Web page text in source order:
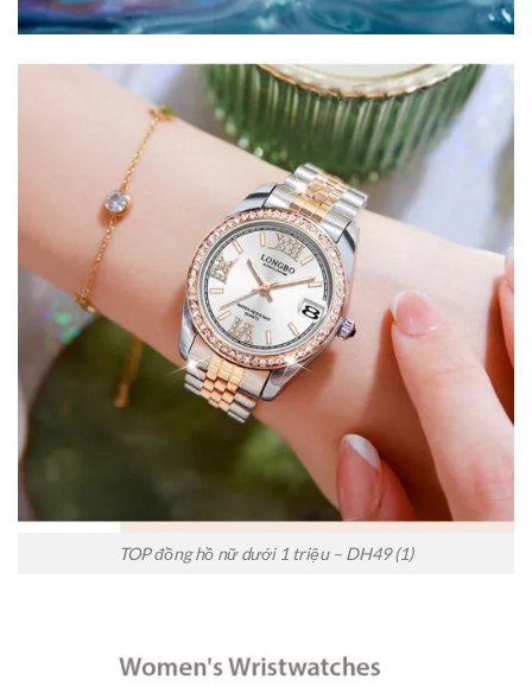
TOP đồng hồ nữ dưới 1 triệu – DH49 (1)